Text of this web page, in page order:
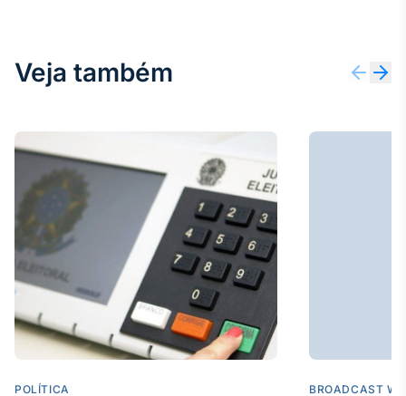
funcionalidades
Broadcast
Wallboard
Conteúdos e
dados para
displays e telas
Broadcast
Curadoria
Veja também
POLÍTICA BROADCAST